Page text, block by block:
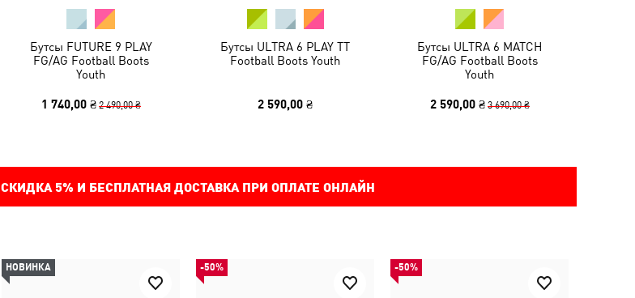
Бутсы FUTURE 9 PLAY
FG/AG Football Boots
Youth
1 740,00 ₴ 2 490,00 ₴
Бутсы ULTRA 6 PLAY TT
Football Boots Youth
2 590,00 ₴
Бутсы ULTRA 6 MATCH
FG/AG Football Boots
Youth
2 590,00 ₴ 3 690,00 ₴
СКИДКА 5% И БЕСПЛАТНАЯ ДОСТАВКА ПРИ ОПЛАТЕ ОНЛАЙН
НОВИНКА -50% -50%